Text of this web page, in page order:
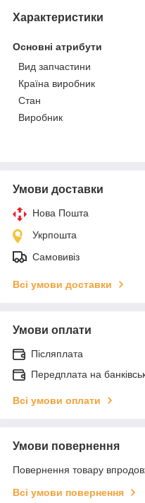
Характеристики
Основні атрибути
Вид запчастини
Країна виробник
Стан
Виробник
Умови доставки
Нова Пошта
Укрпошта
Самовивіз
Всі умови доставки
Умови оплати
Післяплата
Передплата на
Всі умови оплати
Умови повернення
Повернення товару
Всі умови повернення